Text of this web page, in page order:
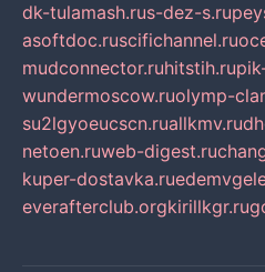
dk-tulamash.rus-dez-s.ru
asoftdoc.ruscifichannel.ru
mudconnector.ruhitstih.ru
wundermoscow.ruolymp-
su2lgyoeucscn.ruallkmv.ru
netoen.ruweb-digest.ru
kuper-dostavka.ru
everafterclub.orgkirillkgr.ru